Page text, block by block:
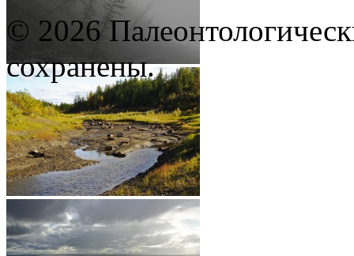
© 2026
сохранены.